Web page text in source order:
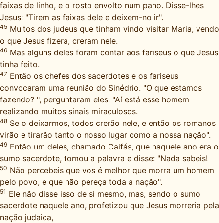
faixas de linho, e o rosto envolto num pano. Disse-lhes
Jesus: "Tirem as faixas dele e deixem-no ir".
45 Muitos dos judeus que tinham vindo visitar Maria, vendo
o que Jesus fizera, creram nele.
46 Mas alguns deles foram contar aos fariseus o que Jesus
tinha feito.
47 Então os chefes dos sacerdotes e os fariseus
convocaram uma reunião do Sinédrio. "O que estamos
fazendo? ", perguntaram eles. "Aí está esse homem
realizando muitos sinais miraculosos.
48 Se o deixarmos, todos crerão nele, e então os romanos
virão e tirarão tanto o nosso lugar como a nossa nação".
49 Então um deles, chamado Caifás, que naquele ano era o
sumo sacerdote, tomou a palavra e disse: "Nada sabeis!
50 Não percebeis que vos é melhor que morra um homem
pelo povo, e que não pereça toda a nação".
51 Ele não disse isso de si mesmo, mas, sendo o sumo
sacerdote naquele ano, profetizou que Jesus morreria pela
nação judaica,